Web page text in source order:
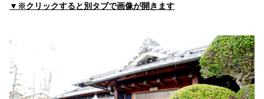
松園胃腸科・内科
みどりクリニック
和歌山県橋本市岸上２２−１ マップで見る
平林医院
住所:和歌山県橋本市古佐田１丁目５−１３ マップで見る
▼※クリックすると別タブで画像が開きます